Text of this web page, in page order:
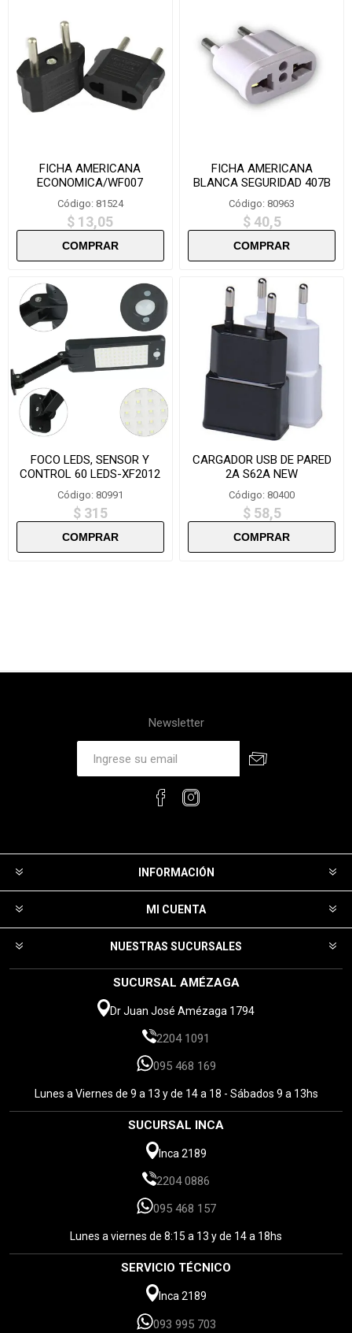
FICHA AMERICANA
ECONOMICA/WF007
Código: 81524
$ 13,05
FICHA AMERICANA
BLANCA SEGURIDAD 407B
Código: 80963
$ 40,5
FOCO LEDS, SENSOR Y
CONTROL 60 LEDS-XF2012
Código: 80991
$ 315
CARGADOR USB DE PARED
2A S62A NEW
Código: 80400
$ 58,5
Newsletter
INFORMACIÓN
MI CUENTA
NUESTRAS SUCURSALES
SUCURSAL AMÉZAGA
Dr Juan José Amézaga 1794
2204 1091
095 468 169
Lunes a Viernes de 9 a 13 y de 14 a 18 - Sábados 9 a 13hs
SUCURSAL INCA
Inca 2189
2204 0886
095 468 157
Lunes a viernes de 8:15 a 13 y de 14 a 18hs
SERVICIO TÉCNICO
Inca 2189
093 995 703